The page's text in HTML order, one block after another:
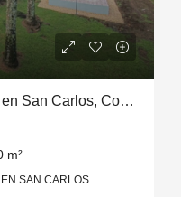
NovaCasa Quinta a la venta en San Carlos, Costa Rica
m²
SAN CARLOS